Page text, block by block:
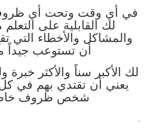
في أي وقت وتحت أي
لك القابلية على
والمشاكل والأخطاء التي
أن تستوعب جيداً
لك الأكبر سناً والأكثر خبرة
يعني أن تقتدي بهم في
شخص ظروف
.